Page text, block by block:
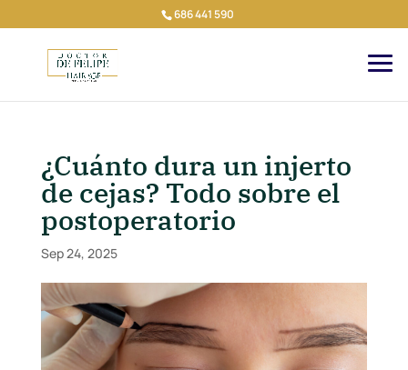
686 441 590
¿Cuánto dura un injerto
de cejas? Todo sobre el
postoperatorio
Sep 24, 2025